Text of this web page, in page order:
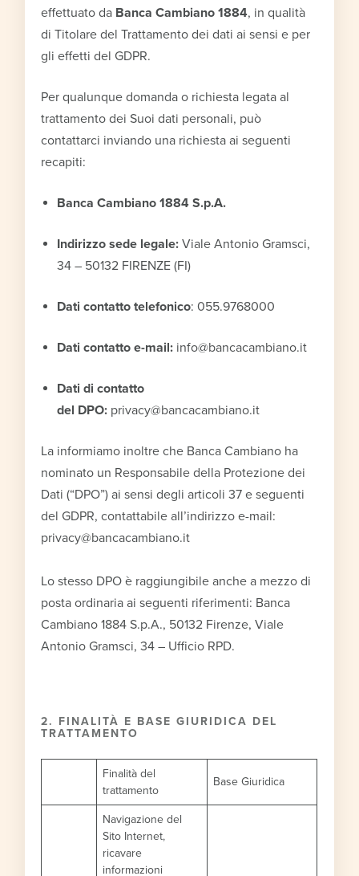
effettuato da Banca Cambiano 1884, in qualità
di Titolare del Trattamento dei dati ai sensi e per
gli effetti del GDPR.
Per qualunque domanda o richiesta legata al
trattamento dei Suoi dati personali, può
contattarci inviando una richiesta ai seguenti
recapiti:
Banca Cambiano 1884 S.p.A.
Indirizzo sede legale: Viale Antonio Gramsci,
34 – 50132 FIRENZE (FI)
Dati contatto telefonico: 055.9768000
Dati contatto e-mail: info@bancacambiano.it
Dati di contatto
del DPO: privacy@bancacambiano.it
La informiamo inoltre che Banca Cambiano ha
nominato un Responsabile della Protezione dei
Dati (“DPO”) ai sensi degli articoli 37 e seguenti
del GDPR, contattabile all’indirizzo e-mail:
privacy@bancacambiano.it
Lo stesso DPO è raggiungibile anche a mezzo di
posta ordinaria ai seguenti riferimenti: Banca
Cambiano 1884 S.p.A., 50132 Firenze, Viale
Antonio Gramsci, 34 – Ufficio RPD.
2. FINALITÀ E BASE GIURIDICA DEL
TRATTAMENTO
Finalità del
trattamento
Base Giuridica
Navigazione del
Sito Internet,
ricavare
informazioni